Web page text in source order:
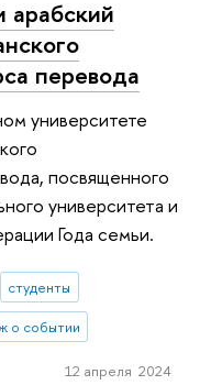
перевода
университете
посвященного
университета и
Года семьи.
студенты
о событии
12 апреля 2024